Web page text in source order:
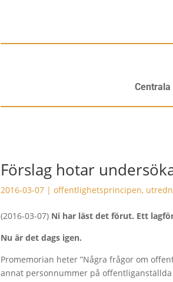
Förslag hotar
2016-03-07 | offentlighetsprincipen,
(2016-03-07) Ni har läst det förut. Ett
Nu är det dags igen.
Promemorian heter ”Några frågor om
annat personnummer på